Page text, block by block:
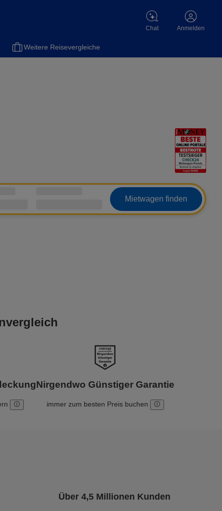
Chat Anmelden
Versicherungen Flüge
Weitere Reisevergleiche
Mietwagen finden
Nirgendwo Günstiger Garantie
immer zum besten Preis buchen
Über 4,5 Millionen Kunden